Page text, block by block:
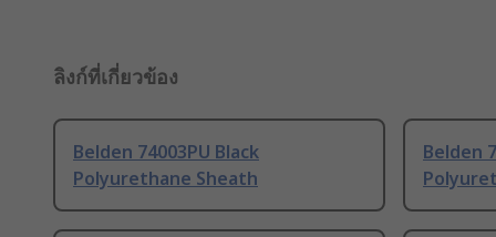
ลิงก์ที่เกี่ยวข้อง
Belden 74003PU Black
Polyurethane Sheath
Belden